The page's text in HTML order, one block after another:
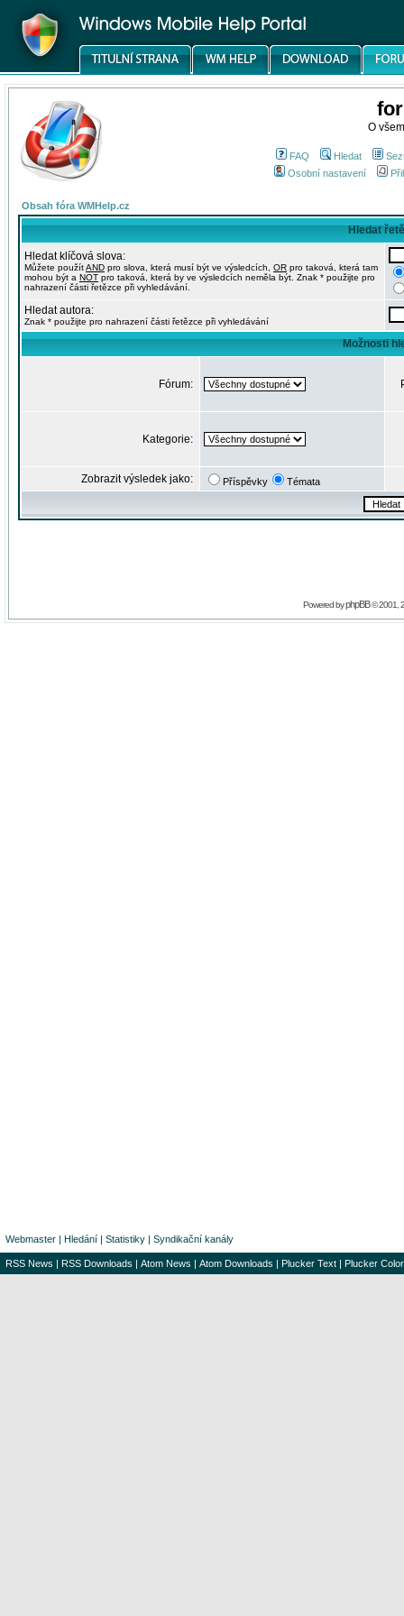
O
FAQ Hledat
Osobní nastavení
Obsah fóra WMHelp.cz
Hledat
Hledat klíčová slova:
Můžete použítAND pro slova, která musí být ve výsledcích, OR pro taková, která tam
mohou být a NOT pro taková, která by ve výsledcích neměla být. Znak * použijte pro
nahrazení části řetězce při vyhledávání.
Hledat autora:
Znak * použijte pro nahrazení části řetězce při vyhledávání
Možnosti
Fórum:
Kategorie:
Zobrazit výsledek jako: Příspěvky Témata
Powered byphpBB© 2001,
Webmaster | Hledání | Statistiky | Syndikační kanály
RSS News | RSS Downloads | Atom News | Atom Downloads | Plucker Text | Plucker Color